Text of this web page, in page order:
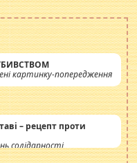
картинку-попередження
– рецепт проти
солідарності